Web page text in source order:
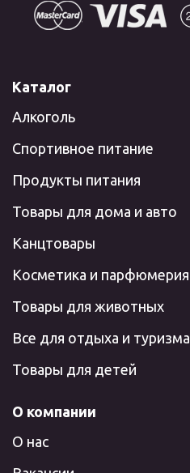
Каталог
Алкоголь
Спортивное питание
Продукты питания
Товары для дома и авто
Канцтовары
Косметика и парфюмерия
Товары для животных
Все для отдыха и туризма
Товары для детей
О компании
О нас